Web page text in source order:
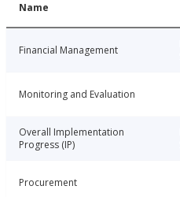
Name
Financial Management
Monitoring and Evaluation
Overall Implementation
Progress (IP)
Procurement